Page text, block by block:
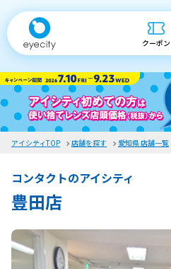
クーポン
アイシティTOP 店舗を探す 愛知県 店舗一覧
コンタクトのアイシティ
豊田店